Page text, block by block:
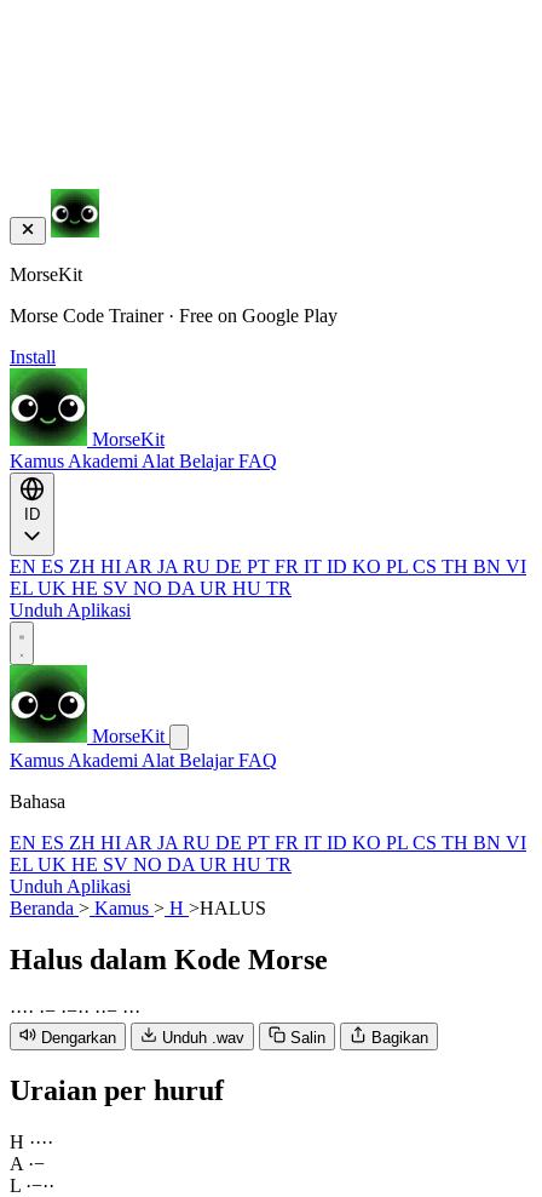
MorseKit
Morse Code Trainer · Free on Google Play
Install
MorseKit
Kamus Akademi Alat BelajarFAQ
EN ES ZH HI AR JA RU DE PT FR IT ID KO PL CS TH BN VI
EL UK HE SV NO DA UR HU TR
Unduh Aplikasi
MorseKit
Kamus Akademi Alat BelajarFAQ
Bahasa
EN ES ZH HI AR JA RU DE PT FR IT ID KO PL CS TH BN VI
EL UK HE SV NO DA UR HU TR
Unduh Aplikasi
Beranda > Kamus > H >HALUS
Halus dalam Kode Morse
···· ·− ·−·· ··− ···
Dengarkan Unduh .wav Salin Bagikan
Uraian per huruf
H ····
A ·−
L ·−··